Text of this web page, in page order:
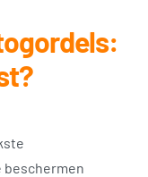
beschermen